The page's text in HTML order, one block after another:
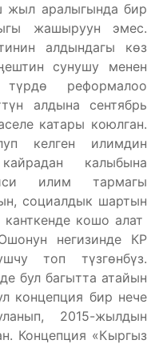
аралыгында бир
жашыруун эмес.
алдындагы көз
сунушу менен
реформалоо
алдына сентябрь
катары коюлган.
келген илимдин
калыбына
илим тармагы
социалдык шартын
кошо алат
негизинде КР
топ түзгөнбүз.
бул багытта атайын
концепция бир нече
2015-жылдын
Концепция «Кыргыз